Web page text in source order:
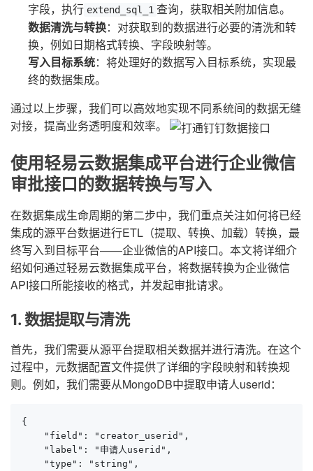
字段，执行 extend_sql_1 查询，获取相关附加信息。
数据清洗与转换：对获取到的数据进行必要的清洗和转
换，例如日期格式转换、字段映射等。
写入目标系统：将处理好的数据写入目标系统，实现最
终的数据集成。
通过以上步骤，我们可以高效地实现不同系统间的数据无缝
对接，提高业务透明度和效率。
使用轻易云数据集成平台进行企业微信
审批接口的数据转换与写入
在数据集成生命周期的第二步中，我们重点关注如何将已经
集成的源平台数据进行ETL（提取、转换、加载）转换，最
终写入到目标平台——企业微信的API接口。本文将详细介
绍如何通过轻易云数据集成平台，将数据转换为企业微信
API接口所能接收的格式，并发起审批请求。
1. 数据提取与清洗
首先，我们需要从源平台提取相关数据并进行清洗。在这个
过程中，元数据配置文件提供了详细的字段映射和转换规
则。例如，我们需要从MongoDB中提取申请人userid：
{
    "field": "creator_userid",
    "label": "申请人userid",
    "type": "string",